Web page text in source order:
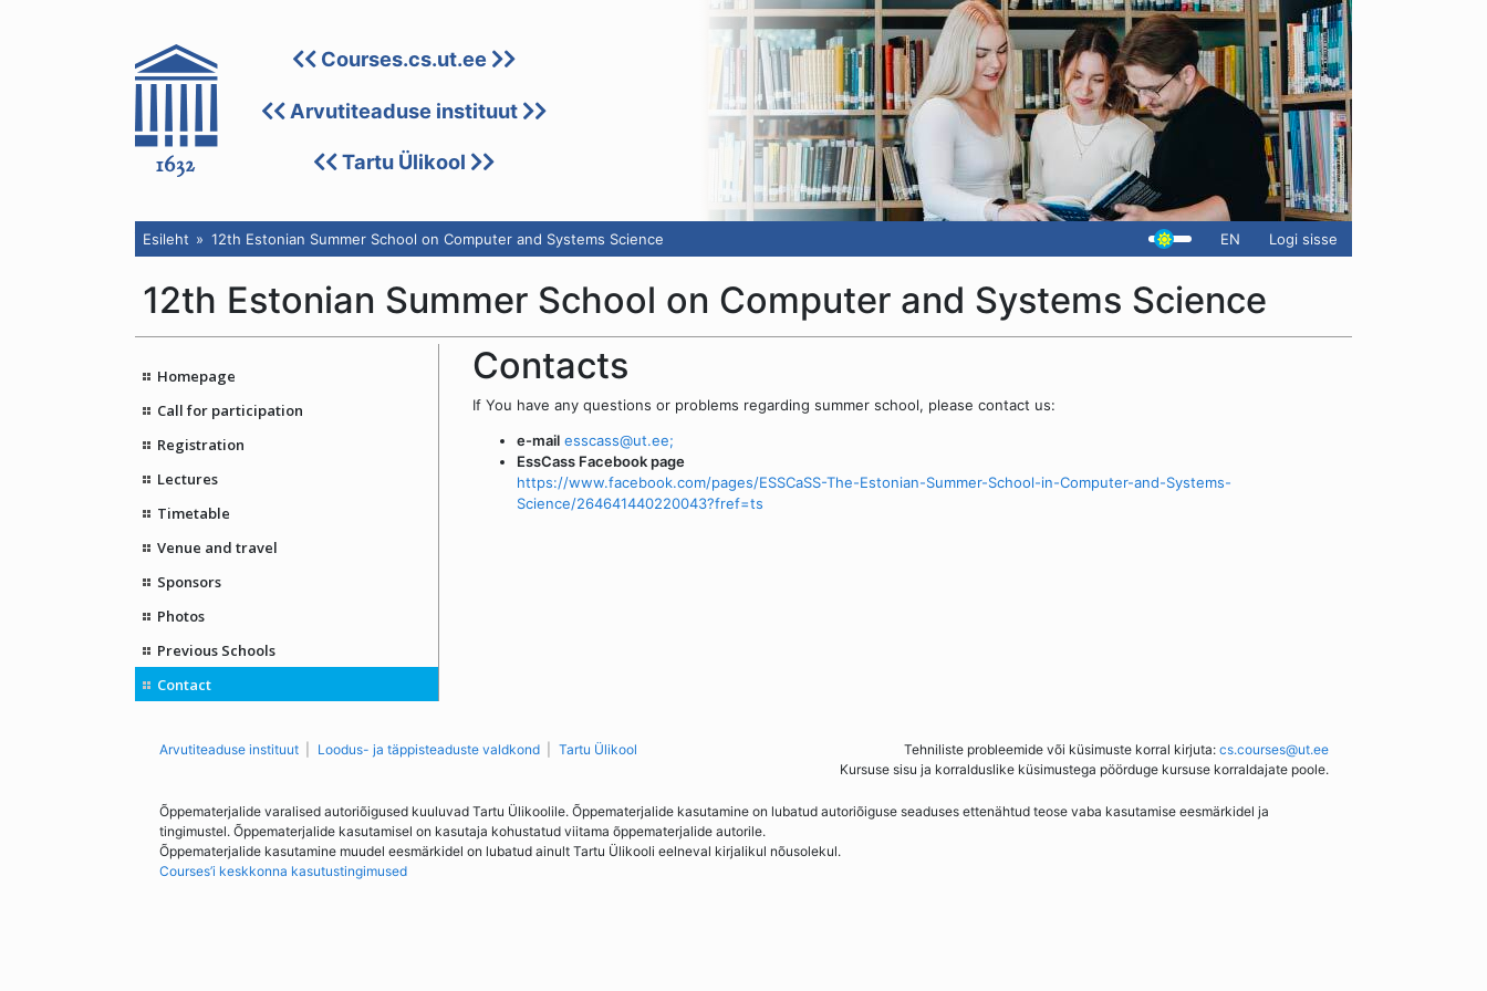
Courses.cs.ut.ee
Arvutiteaduse instituut
Tartu Ülikool
Esileht 12th Estonian Summer School on Computer and Systems Science EN Logi sisse
12th Estonian Summer School on Computer and Systems Science
Homepage
Call for participation
Registration
Lectures
Timetable
Venue and travel
Sponsors
Photos
Previous Schools
Contact
Contacts
If You have any questions or problems regarding summer school, please contact us:
e-mail esscass@ut.ee;
EssCass Facebook page
https://www.facebook.com/pages/ESSCaSS-The-Estonian-Summer-School-in-Computer-and-Systems-
Science/264641440220043?fref=ts
Arvutiteaduse instituut Loodus- ja täppisteaduste valdkond Tartu Ülikool Tehniliste probleemide või küsimuste korral kirjuta: cs.courses@ut.ee
Kursuse sisu ja korralduslike küsimustega pöörduge kursuse korraldajate poole.
Õppematerjalide varalised autoriõigused kuuluvad Tartu Ülikoolile. Õppematerjalide kasutamine on lubatud autoriõiguse seaduses ettenähtud teose vaba kasutamise eesmärkidel ja
tingimustel. Õppematerjalide kasutamisel on kasutaja kohustatud viitama õppematerjalide autorile.
Õppematerjalide kasutamine muudel eesmärkidel on lubatud ainult Tartu Ülikooli eelneval kirjalikul nõusolekul.
Courses’i keskkonna kasutustingimused